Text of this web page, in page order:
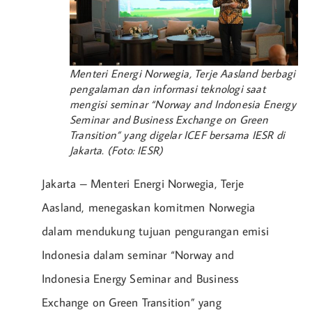
Menteri Energi Norwegia, Terje Aasland berbagi
pengalaman dan informasi teknologi saat
mengisi seminar “Norway and Indonesia Energy
Seminar and Business Exchange on Green
Transition” yang digelar ICEF bersama IESR di
Jakarta. (Foto: IESR)
Jakarta – Menteri Energi Norwegia, Terje
Aasland, menegaskan komitmen Norwegia
dalam mendukung tujuan pengurangan emisi
Indonesia dalam seminar “Norway and
Indonesia Energy Seminar and Business
Exchange on Green Transition” yang